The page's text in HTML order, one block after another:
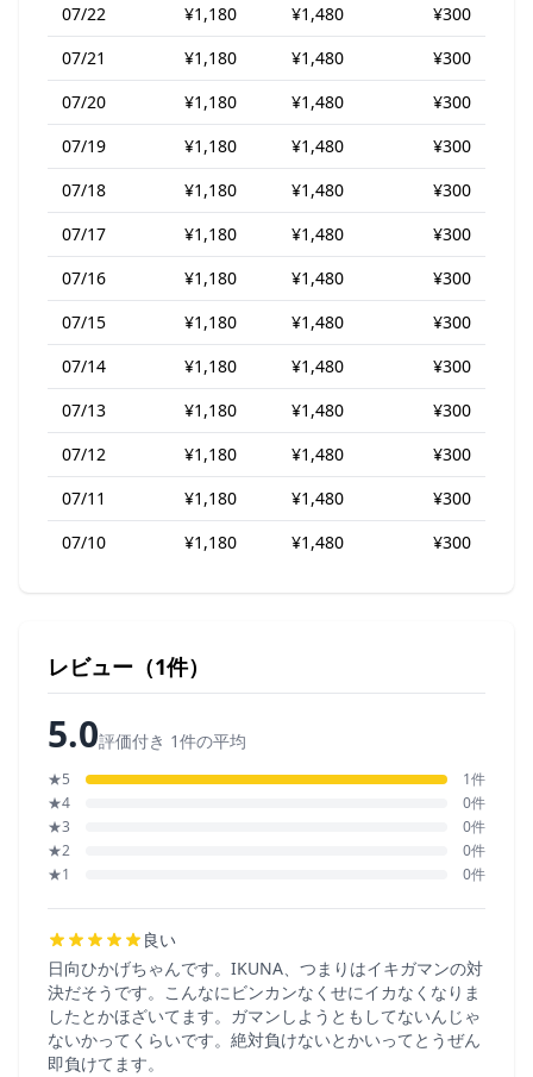
07/22 ¥1,180 ¥1,480
¥300
07/21
¥1,180 ¥1,480
¥300
07/20
¥1,180 ¥1,480
¥300
07/19
¥1,180 ¥1,480
¥300
07/18
¥1,180 ¥1,480
¥300
07/17
¥1,180 ¥1,480
¥300
07/16
¥1,180 ¥1,480
¥300
07/15
¥1,180 ¥1,480
¥300
07/14
¥1,180 ¥1,480
¥300
07/13
¥1,180 ¥1,480
¥300
07/12
¥1,180 ¥1,480
¥300
07/11
¥1,180 ¥1,480
¥300
07/10
¥1,180 ¥1,480 ¥300
レビュー（1件）
5.0評価付き 1件の平均
★5
1件
★4
0件
★3
0件
★2
0件
★1
0件
良い
日向ひかげちゃんです。IKUNA、つまりはイキガマンの対
決だそうです。こんなにビンカンなくせにイカなくなりま
したとかほざいてます。ガマンしようともしてないんじゃ
ないかってくらいです。絶対負けないとかいってとうぜん
即負けてます。